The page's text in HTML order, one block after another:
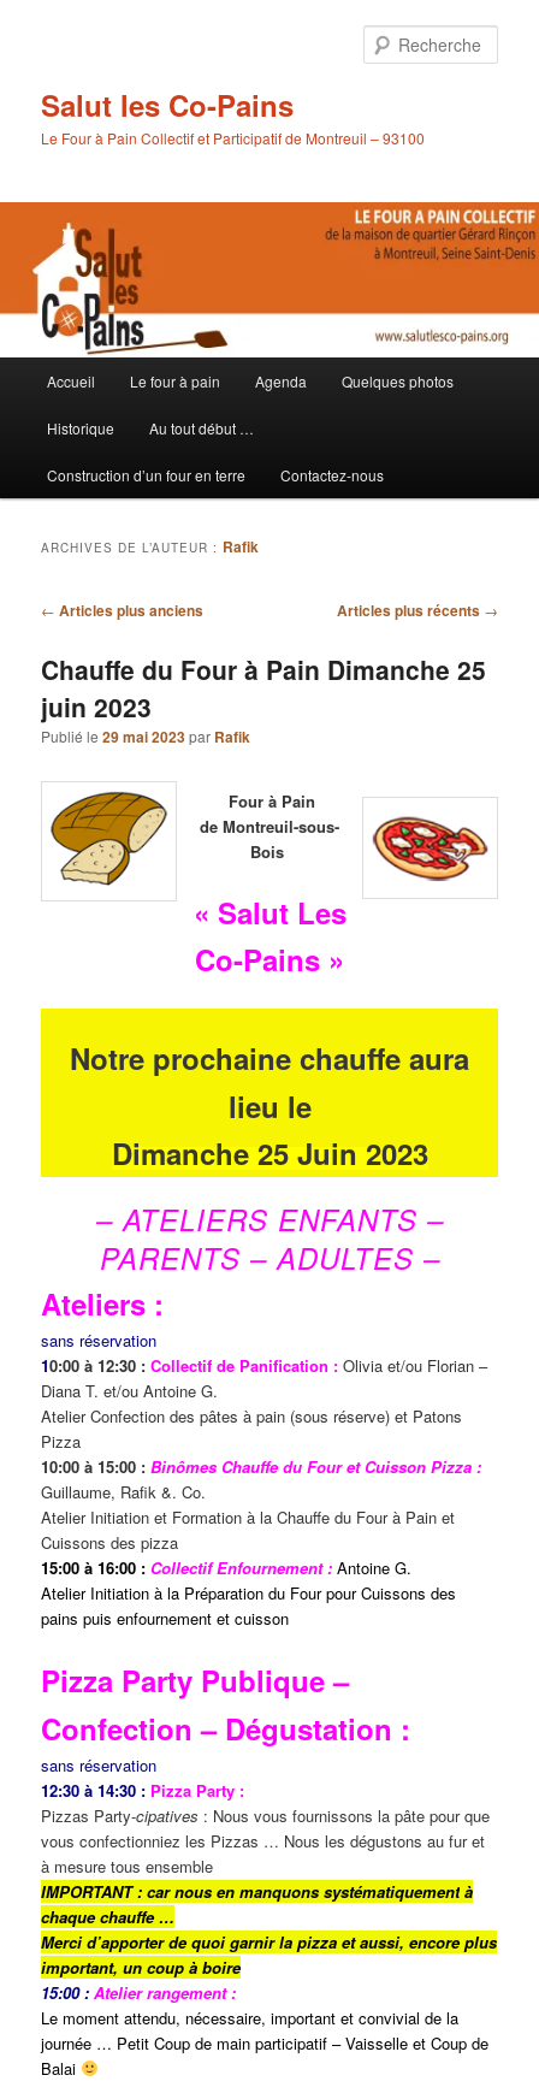
Salut les Co-Pains
Le Four à Pain Collectif et Participatif de Montreuil – 93100
principal
Accueil Le four à pain Agenda Quelques photos
Historique Au tout début …
Construction d’un four en terre Contactez-nous
ARCHIVES DE L’AUTEUR : Rafik
Navigation
articles
← Articles plus anciens Articles plus récents →
Chauffe du Four à Pain Dimanche 25
juin 2023
Publié le29 mai 2023par Rafik
Four à Pain
de Montreuil-sous-
Bois
« Salut Les
Co-Pains »
Notre prochaine chauffe aura
lieu le
Dimanche 25 Juin 2023
– ATELIERS ENFANTS –
PARENTS – ADULTES –
Ateliers :
sans réservation
10:00 à 12:30 :Collectif de Panification : Olivia et/ou Florian –
Diana T. et/ou Antoine G.
Atelier Confection des pâtes à pain (sous réserve) et Patons
Pizza
10:00 à 15:00 :Binômes Chauffe du Four et Cuisson Pizza :
Guillaume, Rafik &. Co.
Atelier Initiation et Formation à la Chauffe du Four à Pain et
Cuissons des pizza
15:00 à 16:00 : Collectif Enfournement : Antoine G.
Atelier Initiation à la Préparation du Four pour Cuissons des
pains puis enfournement et cuisson
Pizza Party Publique –
Confection – Dégustation :
sans réservation
12:30 à 14:30 : Pizza Party :
Pizzas Party-cipatives : Nous vous fournissons la pâte pour que
vous confectionniez les Pizzas … Nous les dégustons au fur et
à mesure tous ensemble
IMPORTANT : car nous en manquonssystématiquement à
chaque chauffe …
Merci d’apporter de quoi garnir la pizza et aussi, encore plus
important, un coup à boire
15:00 : Atelier rangement :
Le moment attendu, nécessaire, important et convivial de la
journée … Petit Coup de main participatif – Vaisselle et Coup de
Balai